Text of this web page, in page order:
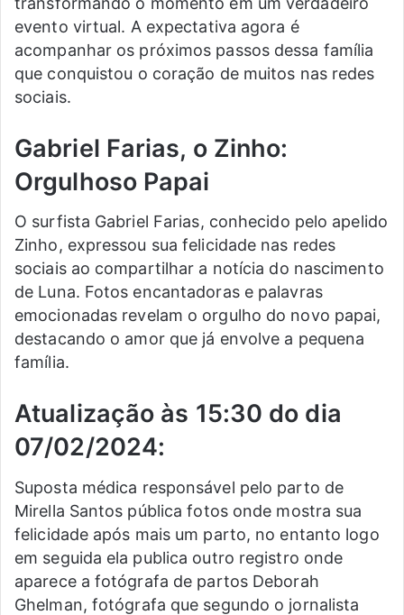
evento virtual. A expectativa agora é
acompanhar os próximos passos dessa família
que conquistou o coração de muitos nas redes
sociais.
Gabriel Farias, o Zinho:
Orgulhoso Papai
O surfista Gabriel Farias, conhecido pelo apelido
Zinho, expressou sua felicidade nas redes
sociais ao compartilhar a notícia do nascimento
de Luna. Fotos encantadoras e palavras
emocionadas revelam o orgulho do novo papai,
destacando o amor que já envolve a pequena
família.
Atualização às 15:30 do dia
07/02/2024:
Suposta médica responsável pelo parto de
Mirella Santos pública fotos onde mostra sua
felicidade após mais um parto, no entanto logo
em seguida ela publica outro registro onde
aparece a fotógrafa de partos Deborah
Ghelman, fotógrafa que segundo o jornalista